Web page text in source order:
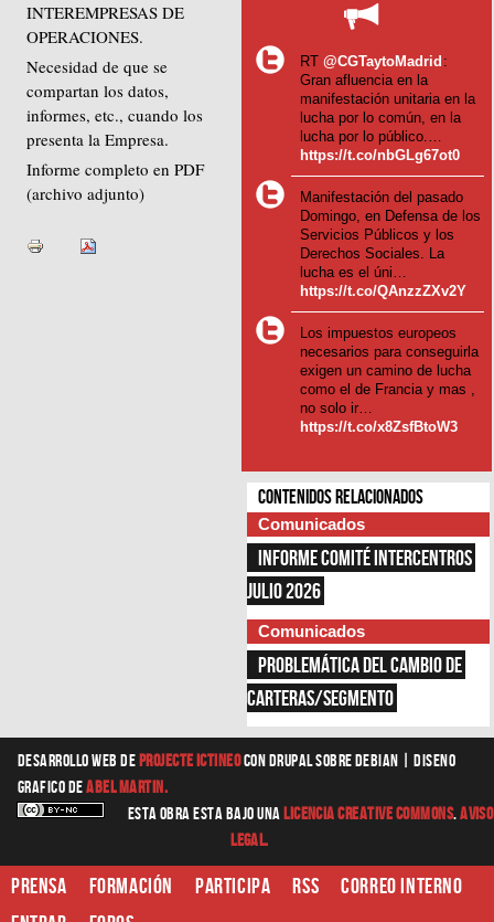
INTEREMPRESAS DE
OPERACIONES.
Necesidad de que se
compartan los datos,
informes, etc., cuando los
presenta la Empresa.
Informe completo en PDF
(archivo adjunto)
RT @CGTaytoMadrid :
Gran afluencia en la
manifestación unitaria en la
lucha por lo común, en la
lucha por lo público.…
https://t.co/nbGLg67ot0
Manifestación del pasado
Domingo, en Defensa de los
Servicios Públicos y los
Derechos Sociales. La
lucha es el úni…
https://t.co/QAnzzZXv2Y
Los impuestos europeos
necesarios para conseguirla
exigen un camino de lucha
como el de Francia y mas ,
no solo ir…
https://t.co/x8ZsfBtoW3
Contenidos relacionados
Comunicados
INFORME COMITÉ INTERCENTROS
JULIO 2026
Comunicados
PROBLEMÁTICA DEL CAMBIO DE
CARTERAS/SEGMENTO
Desarrollo web deProjecte Ictineocon Drupal sobre Debian |diseno
graficodeAbel Martin.
Esta obra esta bajo unaLicencia Creative Commons.Aviso
Legal.
Prensa Formación Participa RSS
Correo interno